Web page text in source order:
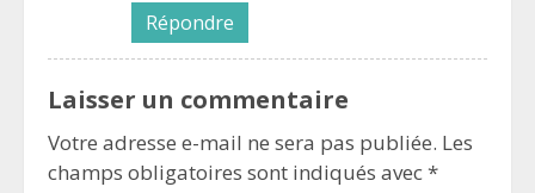
Répondre
Laisser un commentaire
Votre adresse e-mail ne sera pas publiée. Les
champs obligatoires sont indiqués avec*